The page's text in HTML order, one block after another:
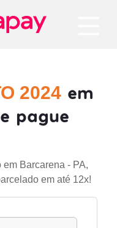
2024 em
pague
Barcarena - PA,
em até 12x!